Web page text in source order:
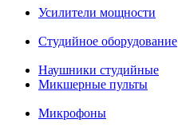
Усилители мощности
Студийное оборудование
Наушники студийные
Микшерные пульты
Микрофоны